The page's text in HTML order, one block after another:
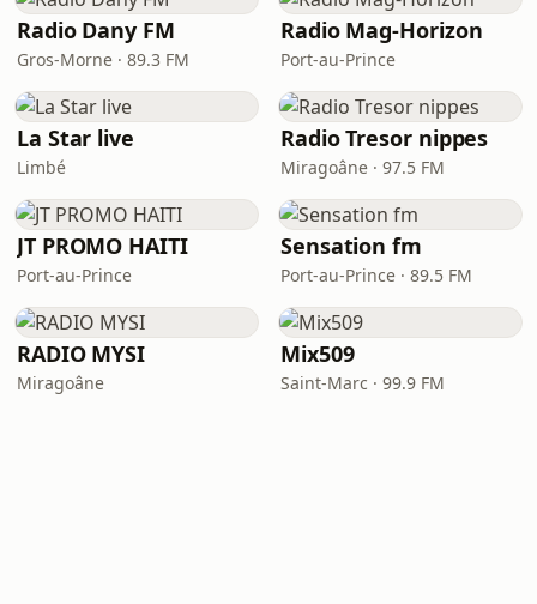
Radio Dany FM
Gros-Morne · 89.3 FM
Radio Mag-Horizon
Port-au-Prince
La Star live
Limbé
Radio Tresor nippes
Miragoâne · 97.5 FM
JT PROMO HAITI
Port-au-Prince
Sensation fm
Port-au-Prince · 89.5 FM
RADIO MYSI
Miragoâne
Mix509
Saint-Marc · 99.9 FM